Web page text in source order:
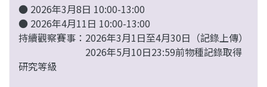
● 2026年3月8日 10:00-13:00
● 2026年4月11日 10:00-13:00
持續觀察賽事：2026年3月1日至4月30日（記錄上傳）
2026年5月10日23:59前物種記錄取得
研究等級